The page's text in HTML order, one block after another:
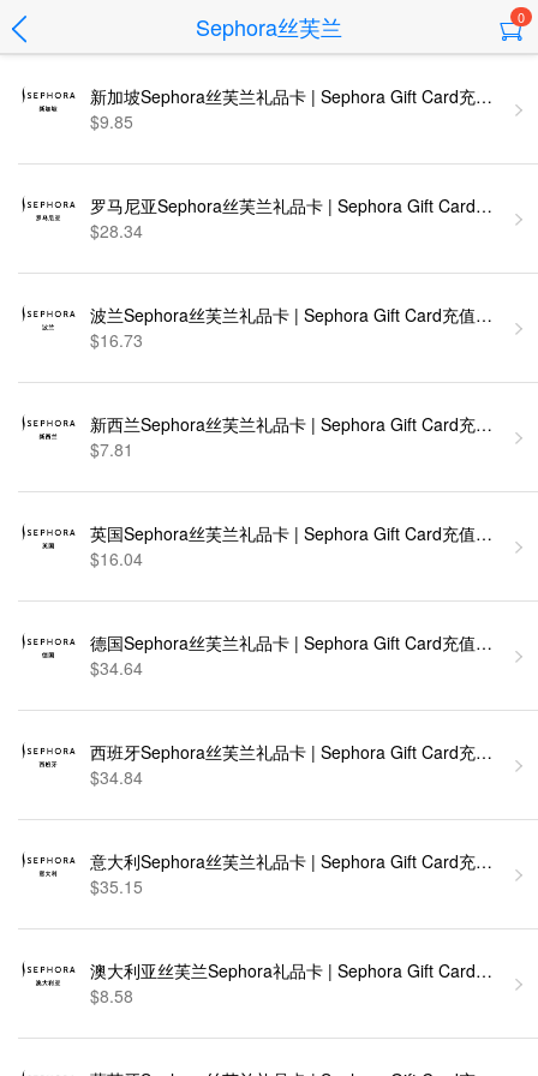
Sephora丝芙兰 0
新加坡Sephora丝芙兰礼品卡 | Sephora Gift Card充值卡密
$9.85
罗马尼亚Sephora丝芙兰礼品卡 | Sephora Gift Card充值卡
$28.34
波兰Sephora丝芙兰礼品卡 | Sephora Gift Card充值卡密 [
$16.73
新西兰Sephora丝芙兰礼品卡 | Sephora Gift Card充值卡密
$7.81
英国Sephora丝芙兰礼品卡 | Sephora Gift Card充值卡密 [
$16.04
德国Sephora丝芙兰礼品卡 | Sephora Gift Card充值卡密 [
$34.64
西班牙Sephora丝芙兰礼品卡 | Sephora Gift Card充值卡密
$34.84
意大利Sephora丝芙兰礼品卡 | Sephora Gift Card充值卡密
$35.15
澳大利亚丝芙兰Sephora礼品卡 | Sephora Gift Card充值卡
$8.58